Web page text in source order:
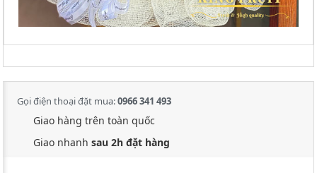
Gọi điện thoại đặt mua:0966 341 493
Giao hàng trên toàn quốc
Giao nhanh sau 2h đặt hàng